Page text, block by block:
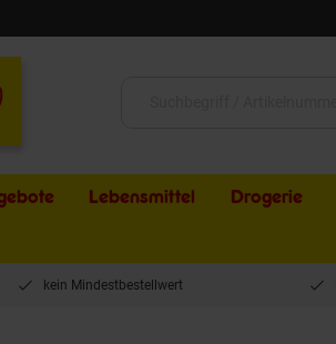
Lebensmittel Drogerie
kein Mindestbestellwert